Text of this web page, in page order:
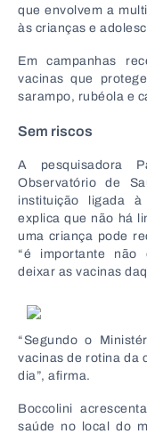
que envolvem a
às crianças e
Em campanhas
vacinas que
sarampo, rubéola e
Sem riscos
A pesquisadora
Observatório de
instituição ligada
explica que não há
uma criança pode
“é importante não
deixar as vacinas
“Segundo o
vacinas de rotina da
dia”, afirma.
Boccolini
saúde no local do